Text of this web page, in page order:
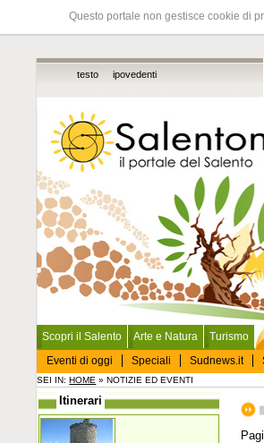
Questo portale non gestisce cookie di
testo ipovedenti
Scopri il Salento Arte e Natura Turismo
Eventi di oggi
Speciali Sudnews.it
SEI IN:HOME » NOTIZIE ED EVENTI
Itinerari